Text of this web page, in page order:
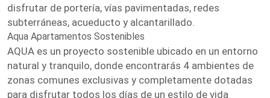
disfrutar de portería, vías pavimentadas, redes
subterráneas, acueducto y alcantarillado.
Aqua Apartamentos Sostenibles
AQUA es un proyecto sostenible ubicado en un entorno
natural y tranquilo, donde encontrarás 4 ambientes de
zonas comunes exclusivas y completamente dotadas
para disfrutar todos los días de un estilo de vida